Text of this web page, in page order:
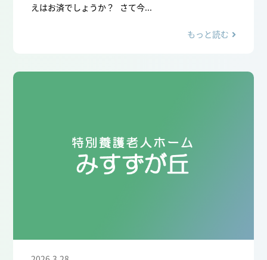
えはお済でしょうか？ さて今...
もっと読む